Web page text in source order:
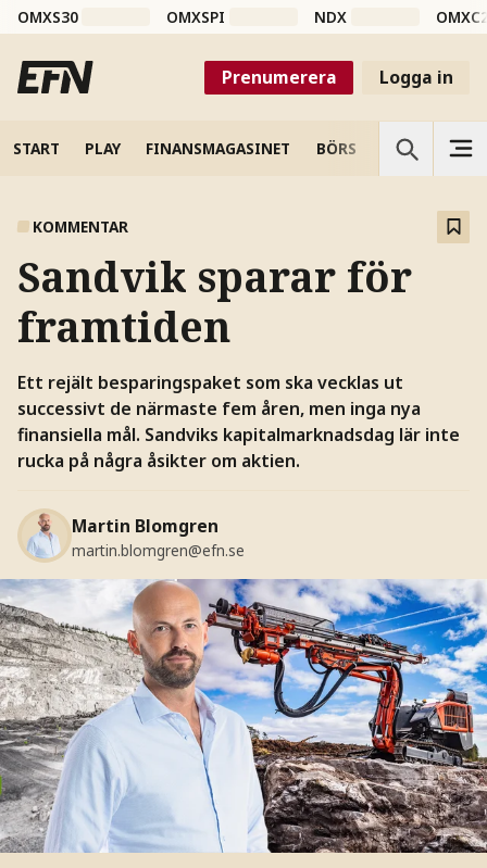
OMXS30 OMXSPI NDX
Prenumerera Logga in
START PLAY FINANSMAGASINET BÖRS VETENSKAP
KOMMENTAR
Sandvik sparar för
framtiden
Ett rejält besparingspaket som ska vecklas ut
successivt de närmaste fem åren, men inga nya
finansiella mål. Sandviks kapitalmarknadsdag lär inte
rucka på några åsikter om aktien.
Martin Blomgren
martin.blomgren@efn.se